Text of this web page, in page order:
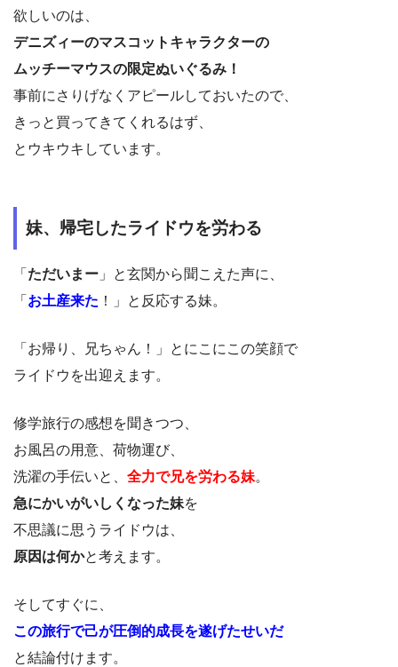
欲しいのは、
デニズィーのマスコットキャラクターの
ムッチーマウスの限定ぬいぐるみ！
事前にさりげなくアピールしておいたので、
きっと買ってきてくれるはず、
とウキウキしています。
妹、帰宅したライドウを労わる
「 ただいまー 」と玄関から聞こえた声に、
「 お土産来た ！」と反応する妹。
「お帰り、兄ちゃん！」とにこにこの笑顔で
ライドウを出迎えます。
修学旅行の感想を聞きつつ、
お風呂の用意、荷物運び、
洗濯の手伝いと、 全力で兄を労わる妹。
急にかいがいしくなった妹を
不思議に思うライドウは、
原因は何かと考えます。
そしてすぐに、
この旅行で己が圧倒的成長を遂げたせいだ
と結論付けます。